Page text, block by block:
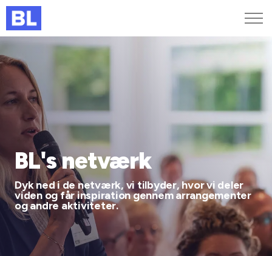
Genveje
Find medarbejder
Kurser og arrangementer
Jobportalen
MitBL
BL's netværk
Dyk ned i de netværk, vi tilbyder, hvor vi deler
viden og får inspiration gennem arrangementer
og andre aktiviteter.